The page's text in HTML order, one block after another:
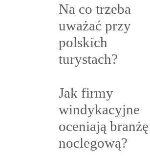
Na co trzeba
uważać przy
polskich
turystach?
Jak firmy
windykacyjne
oceniają branżę
noclegową?